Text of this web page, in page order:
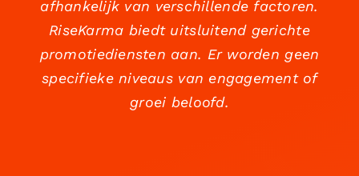
afhankelijk van verschillende factoren.
RiseKarma biedt uitsluitend gerichte
promotiediensten aan. Er worden geen
specifieke niveaus van engagement of
groei beloofd.